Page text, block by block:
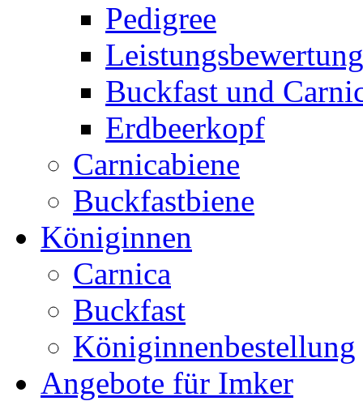
Pedigree
Leistungsbewertung
Buckfast und
Erdbeerkopf
Carnicabiene
Buckfastbiene
Königinnen
Carnica
Buckfast
Königinnenbestellung
Angebote für Imker